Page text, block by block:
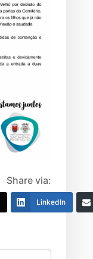
Share via:
LinkedIn